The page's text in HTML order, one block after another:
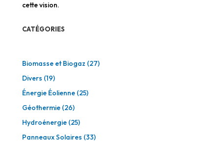
cette vision.
CATÉGORIES
Biomasse et Biogaz (27)
Divers (19)
Énergie Éolienne(25)
Géothermie(26)
Hydroénergie(25)
Panneaux Solaires (33)